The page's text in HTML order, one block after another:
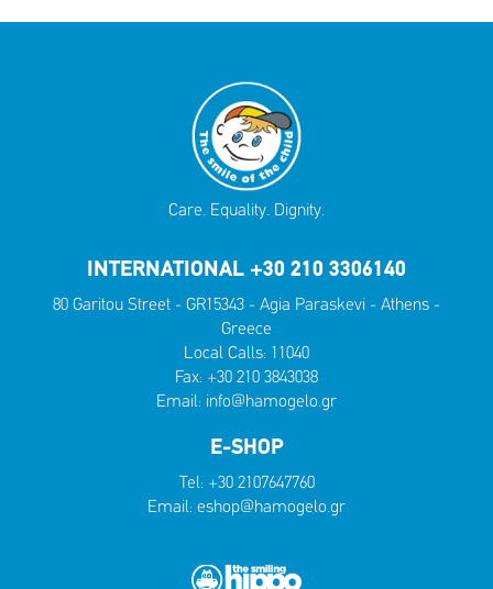
Care. Equality. Dignity.
INTERNATIONAL +30 210 3306140
80 Garitou Street - GR15343 - Agia Paraskevi - Athens -
Greece
Local Calls: 11040
Fax: +30 210 3843038
Email: info@hamogelo.gr
E-SHOP
Tel: +30 2107647760
Email: eshop@hamogelo.gr